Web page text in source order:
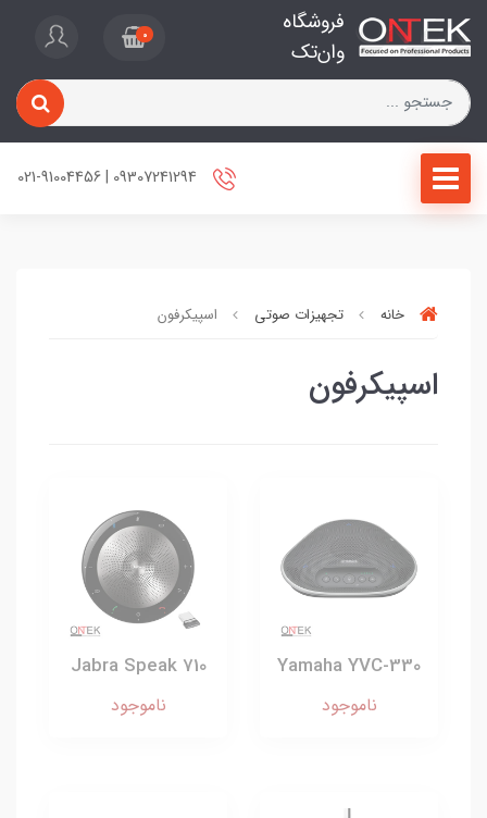
فروشگاه
وان‌تک
0
خانه تجهیزات صوتی اسپیکرفون
اسپیکرفون
Yamaha YVC-330
ناموجود
Jabra Speak 710
ناموجود